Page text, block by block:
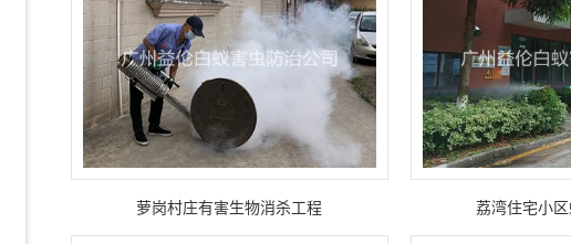
萝岗村庄有害生物消杀工程 荔湾住宅小